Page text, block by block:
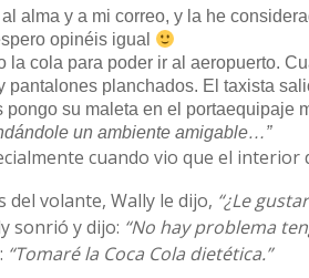
alma y a mi correo, y la he
opinéis igual
la cola para poder ir al aeropuerto.
pantalones planchados. El taxista
pongo su maleta en el portaequipaje
un ambiente amigable…”
cuando vio que el
volante, Wally le dijo, “¿Le
sonrió y dijo: “No hay problema
“Tomaré la Coca Cola dietética.”